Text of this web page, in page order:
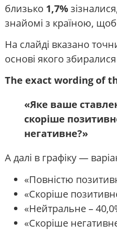
близько 1,7%
знайомі з країною,
На слайді вказано
основі якого збиралися
The exact wording of
«Яке ваше
скоріше
негативне?»
А далі в графіку —
«Повністю
«Скоріше
«Нейтральне –
«Скоріше